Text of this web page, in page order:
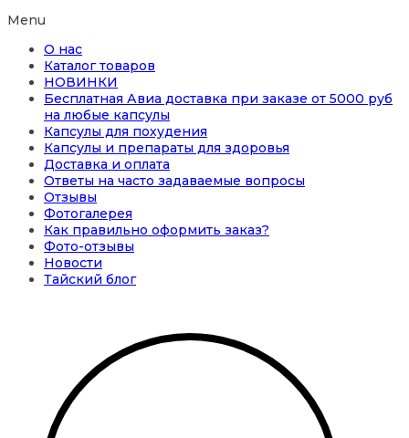
Menu
О нас
Каталог товаров
НОВИНКИ
Бесплатная Авиа доставка при заказе от 5000 руб
на любые капсулы
Капсулы для похудения
Капсулы и препараты для здоровья
Доставка и оплата
Ответы на часто задаваемые вопросы
Отзывы
Фотогалерея
Как правильно оформить заказ?
Фото-отзывы
Новости
Тайский блог